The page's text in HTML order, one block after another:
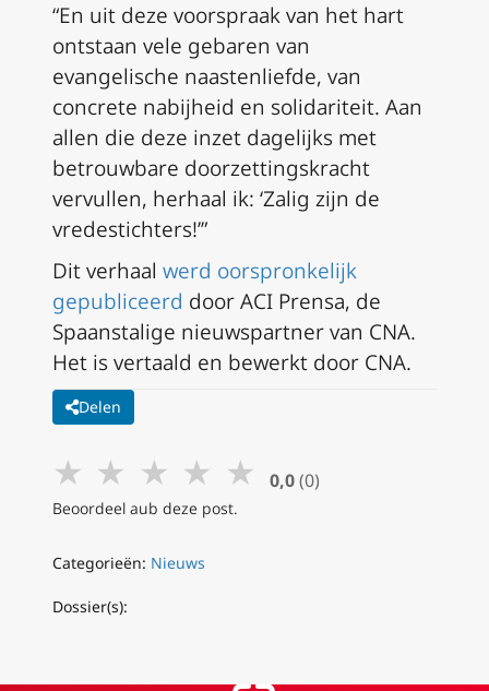
“En uit deze voorspraak van het hart
ontstaan vele gebaren van
evangelische naastenliefde, van
concrete nabijheid en solidariteit. Aan
allen die deze inzet dagelijks met
betrouwbare doorzettingskracht
vervullen, herhaal ik: ‘Zalig zijn de
vredestichters!’”
Dit verhaal werd oorspronkelijk
gepubliceerd door ACI Prensa, de
Spaanstalige nieuwspartner van CNA.
Het is vertaald en bewerkt door CNA.
Delen
★ ★ ★ ★ ★ 0,0 (0)
Beoordeel aub deze post.
Categorieën: Nieuws
Dossier(s):